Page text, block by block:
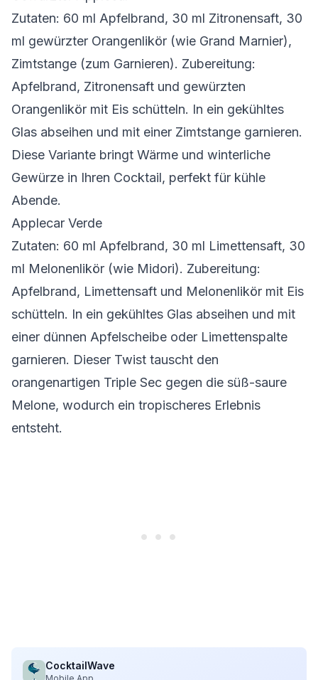
Zutaten: 60 ml Apfelbrand, 30 ml Zitronensaft, 30
ml gewürzter Orangenlikör (wie Grand Marnier),
Zimtstange (zum Garnieren). Zubereitung:
Apfelbrand, Zitronensaft und gewürzten
Orangenlikör mit Eis schütteln. In ein gekühltes
Glas abseihen und mit einer Zimtstange garnieren.
Diese Variante bringt Wärme und winterliche
Gewürze in Ihren Cocktail, perfekt für kühle
Abende.
Applecar Verde
Zutaten: 60 ml Apfelbrand, 30 ml Limettensaft, 30
ml Melonenlikör (wie Midori). Zubereitung:
Apfelbrand, Limettensaft und Melonenlikör mit Eis
schütteln. In ein gekühltes Glas abseihen und mit
einer dünnen Apfelscheibe oder Limettenspalte
garnieren. Dieser Twist tauscht den
orangenartigen Triple Sec gegen die süß-saure
Melone, wodurch ein tropischeres Erlebnis
entsteht.
CocktailWave